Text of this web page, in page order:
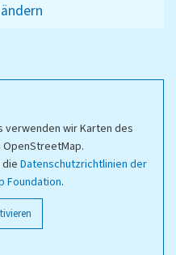
verwenden wir Karten des
Datenschutzrichtlinien der
Foundation.